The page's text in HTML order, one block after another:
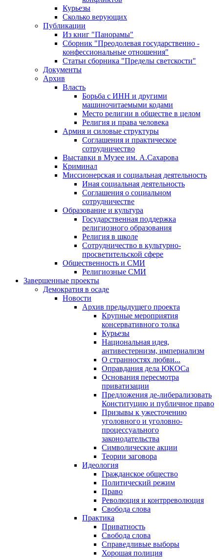
Курьезы
Сколько верующих
Публикации
Из книг "Панорамы"
Сборник "Преодолевая государственно -
конфессиональные отношения"
Статьи сборника "Пределы светскости"
Документы
Архив
Власть
Борьба с ИНН и другими
машиночитаемыми кодами
Место религии в обществе в целом
Религия и права человека
Армия и силовые структуры
Соглашения и практическое
сотрудничество
Выставки в Музее им. А.Сахарова
Криминал
Миссионерская и социальная деятельность
Иная социальная деятельность
Соглашения о социальном
сотрудничестве
Образование и культура
Государственная поддержка
религиозного образования
Религия в школе
Сотрудничество в культурно-
просветительской сфере
Общественность и СМИ
Религиозные СМИ
Завершенные проекты
Демократия в осаде
Новости
Архив предыдущего проекта
Крупные мероприятия
консервативного толка
Курьезы
Национальная идея,
антивестернизм, империализм
О странностях любви...
Оправдания дела ЮКОСа
Основания пересмотра
приватизации
Предложения де-либерализовать
Конституцию и публичное право
Призывы к ужесточению
уголовного и уголовно-
процессуального
законодательства
Символические акции
Теории заговора
Идеология
Гражданское общество
Политический режим
Право
Революция и контрреволюция
Свобода слова
Практика
Приватность
Свобода слова
Справедливые выборы
Хорошая полиция